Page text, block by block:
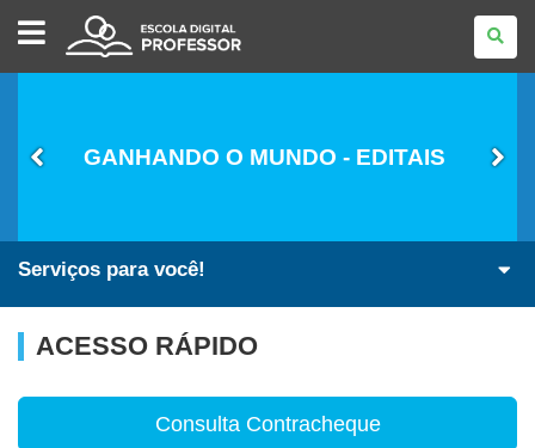
ESCOLA
DIGITAL
-
PROFESSOR
GANHANDO O MUNDO - EDITAIS
Serviços para você!
ACESSO RÁPIDO
Consulta Contracheque